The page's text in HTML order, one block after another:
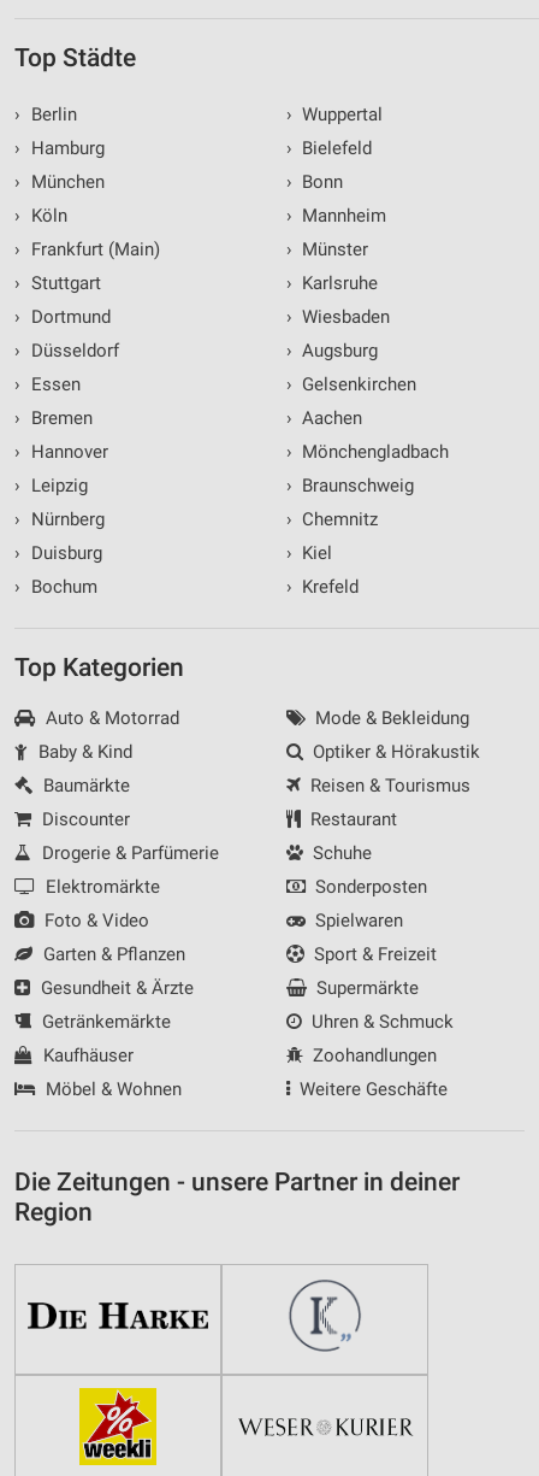
Top Städte
›
Berlin
›
Hamburg
›
München
›
Köln
›
Frankfurt (Main)
› Stuttgart
›
Dortmund
›
Düsseldorf
›
Essen
›
Bremen
›
Hannover
›
Leipzig
›
Nürnberg
›
Duisburg
›
Bochum
› Wuppertal
› Bielefeld
› Bonn
› Mannheim
› Münster
› Karlsruhe
› Wiesbaden
› Augsburg
› Gelsenkirchen
› Aachen
› Mönchengladbach
› Braunschweig
› Chemnitz
› Kiel
› Krefeld
Top Kategorien
Auto & Motorrad
Baby & Kind
Baumärkte
Discounter
Drogerie & Parfümerie
Elektromärkte
Foto & Video
Garten & Pflanzen
Gesundheit & Ärzte
Getränkemärkte
Kaufhäuser
Möbel & Wohnen
Mode & Bekleidung
Optiker & Hörakustik
Reisen & Tourismus
Restaurant
Schuhe
Sonderposten
Spielwaren
Sport & Freizeit
Supermärkte
Uhren & Schmuck
Zoohandlungen
Weitere Geschäfte
Die Zeitungen - unsere Partner in deiner
Region